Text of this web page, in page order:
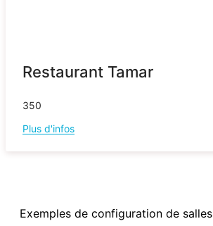
Restaurant Tamar
350
Plus d'infos
Exemples de configuration de salles